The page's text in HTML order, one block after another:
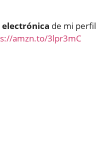
electrónica de mi perfil
amzn.to/3lpr3mC